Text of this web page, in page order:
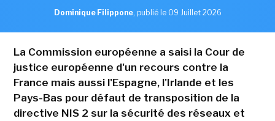
Dominique Filippone, publié le 09 Juillet 2026
La Commission européenne a saisi la Cour de
justice européenne d'un recours contre la
France mais aussi l'Espagne, l'Irlande et les
Pays-Bas pour défaut de transposition de la
directive NIS 2 sur la sécurité des réseaux et